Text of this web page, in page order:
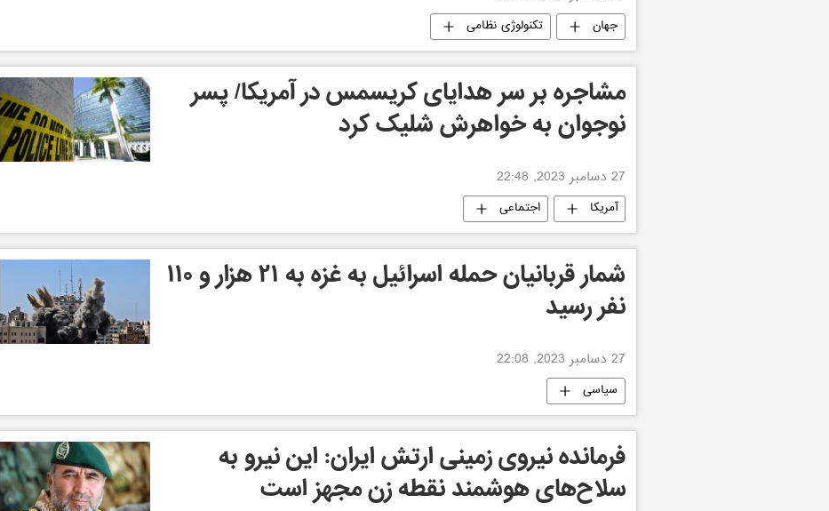
جهان تکنولوژی نظامی
مشاجره بر سر هدایای کریسمس در آمریکا/ پسر
نوجوان به خواهرش شلیک کرد
27 دسامبر 2023, 22:48
آمریکا اجتماعی
شمار قربانیان حمله اسرائیل به غزه به ۲۱ هزار و ۱۱۰
نفر رسید
27 دسامبر 2023, 22:08
سیاسی
فرمانده نیروی زمینی ارتش ایران: این نیرو به
سلاح‌های هوشمند نقطه زن مجهز است